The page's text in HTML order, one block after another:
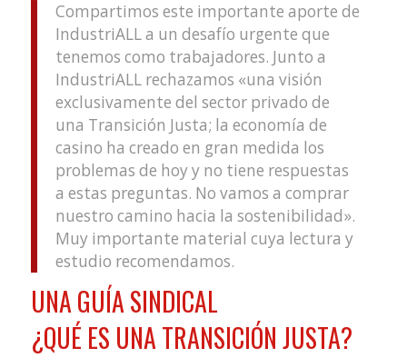
Compartimos este importante aporte de
IndustriALL a un desafío urgente que
tenemos como trabajadores. Junto a
IndustriALL rechazamos «una visión
exclusivamente del sector privado de
una Transición Justa; la economía de
casino ha creado en gran medida los
problemas de hoy y no tiene respuestas
a estas preguntas. No vamos a comprar
nuestro camino hacia la sostenibilidad».
Muy importante material cuya lectura y
estudio recomendamos.
UNA GUÍA SINDICAL
¿QUÉ ES UNA TRANSICIÓN JUSTA?